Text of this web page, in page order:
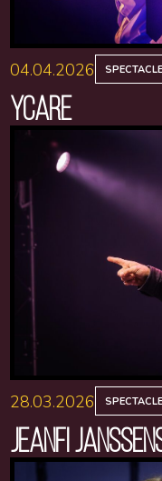
04.04.2026 SPECTACLE
YCARE
28.03.2026 SPECTACLE
JEANFI